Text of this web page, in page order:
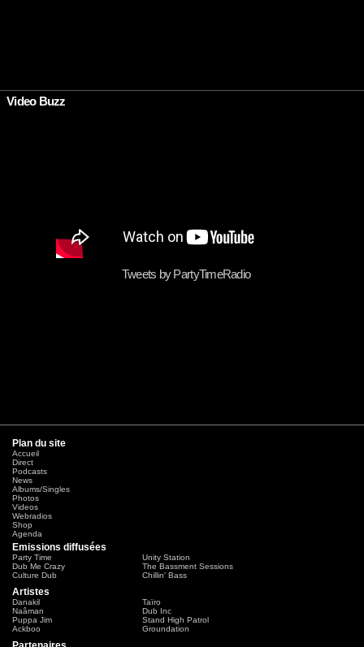
•
Video Buzz
Tweets by PartyTimeRadio
Plan du site
Accueil
Direct
Podcasts
News
Albums/Singles
Photos
Videos
Webradios
Shop
Agenda
Emissions diffusées
Party Time
Unity Station
Dub Me Crazy
The Bassment Sessions
Culture Dub
Chillin' Bass
Artistes
Danakil
Taïro
Naâman
Dub Inc
Puppa Jim
Stand High Patrol
Ackboo
Groundation